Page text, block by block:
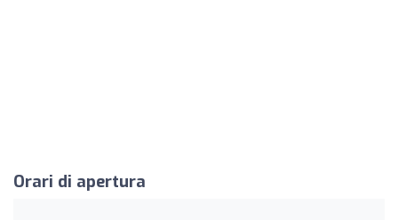
Orari di apertura